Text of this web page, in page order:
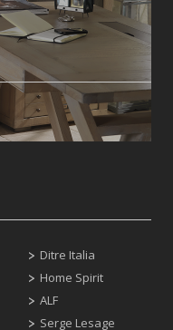
Ditre Italia
Home Spirit
ALF
Serge Lesage